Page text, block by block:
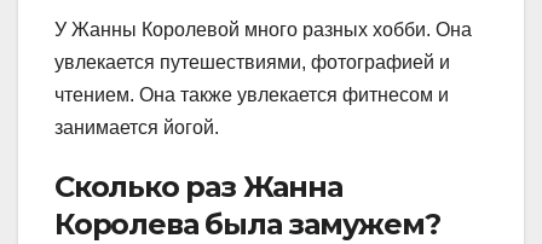
У Жанны Королевой много разных хобби. Она
увлекается путешествиями, фотографией и
чтением. Она также увлекается фитнесом и
занимается йогой.
Сколько раз Жанна
Королева была замужем?